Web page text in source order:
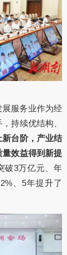
服务业作为经
，持续优结构、
新台阶，产业结
效益得到新提
破3万亿元、年
、 5年提升了